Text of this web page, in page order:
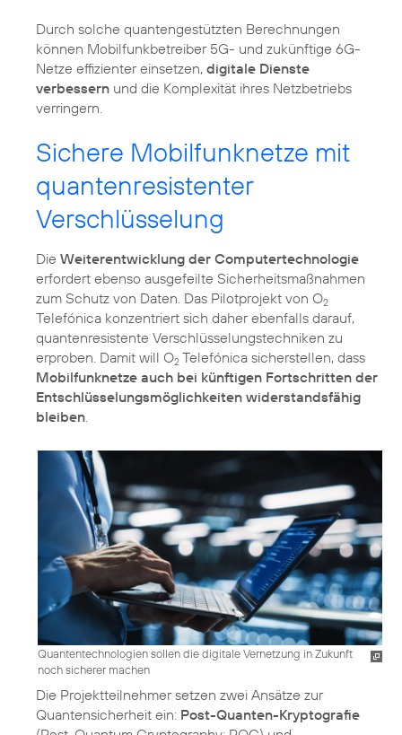
Durch solche quantengestützten Berechnungen
können Mobilfunkbetreiber 5G- und zukünftige 6G-
Netze effizienter einsetzen, digitale Dienste
verbessern und die Komplexität ihres Netzbetriebs
verringern.
Sichere Mobilfunknetze mit
quantenresistenter
Verschlüsselung
Die Weiterentwicklung der Computertechnologie
erfordert ebenso ausgefeilte Sicherheitsmaßnahmen
zum Schutz von Daten. Das Pilotprojekt von O2
Telefónica konzentriert sich daher ebenfalls darauf,
quantenresistente Verschlüsselungstechniken zu
erproben. Damit will O2 Telefónica sicherstellen, dass
Mobilfunknetze auch bei künftigen Fortschritten der
Entschlüsselungsmöglichkeiten widerstandsfähig
bleiben.
Quantentechnologien sollen die digitale Vernetzung in Zukunft
noch sicherer machen
Die Projektteilnehmer setzen zwei Ansätze zur
Quantensicherheit ein: Post-Quanten-Kryptografie